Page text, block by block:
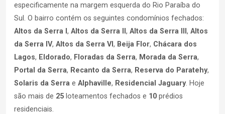
especificamente na margem esquerda do Rio Paraíba do
Sul. O bairro contém os seguintes condomínios fechados:
Altos da Serra I , Altos da Serra II , Altos da Serra III , Altos
da Serra IV, Altos da Serra VI, Beija Flor, Chácara dos
Lagos, Eldorado, Floradas da Serra, Morada da Serra,
Portal da Serra, Recanto da Serra, Reserva do Paratehy,
Solaris da Serra e Alphaville, Residencial Jaguary. Hoje
são mais de 25 loteamentos fechados e 10 prédios
residenciais.